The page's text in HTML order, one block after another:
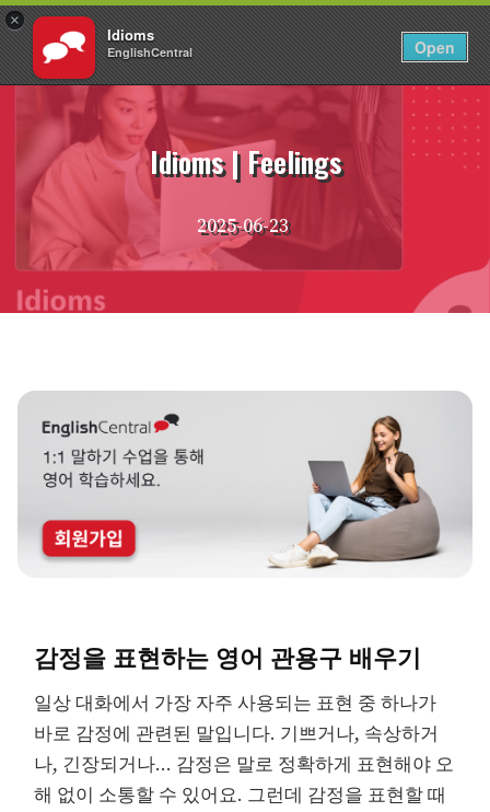
×
Idioms
EnglishCentral Open
로그인 KO
Skip
Idioms | Feelings
2025-06-23
감정을 표현하는 영어 관용구 배우기
일상 대화에서 가장 자주 사용되는 표현 중 하나가
바로 감정에 관련된 말입니다. 기쁘거나, 속상하거
나, 긴장되거나… 감정은 말로 정확하게 표현해야 오
해 없이 소통할 수 있어요. 그런데 감정을 표현할 때